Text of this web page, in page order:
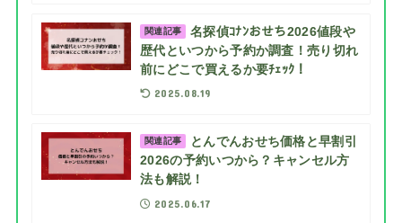
関連記事
名探偵ｺﾅﾝおせち2026値段や
歴代といつから予約か調査！売り切れ
前にどこで買えるか要ﾁｪｯｸ！
2025.08.19
関連記事
とんでんおせち価格と早割引
2026の予約いつから？キャンセル方
法も解説！
2025.06.17